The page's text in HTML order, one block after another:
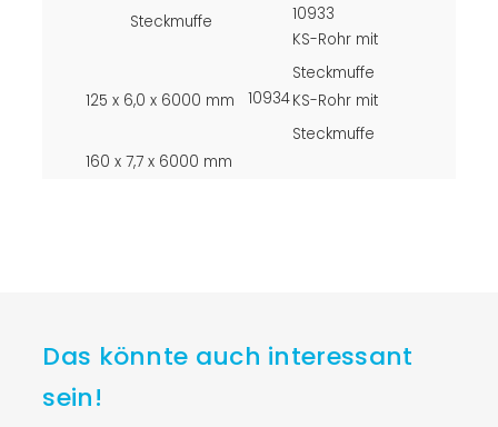
Steckmuffe
10933
KS-Rohr mit
Steckmuffe
125 x 6,0 x 6000 mm
10934KS-Rohr mit
Steckmuffe
160 x 7,7 x 6000 mm
Das könnte auch interessant
sein!